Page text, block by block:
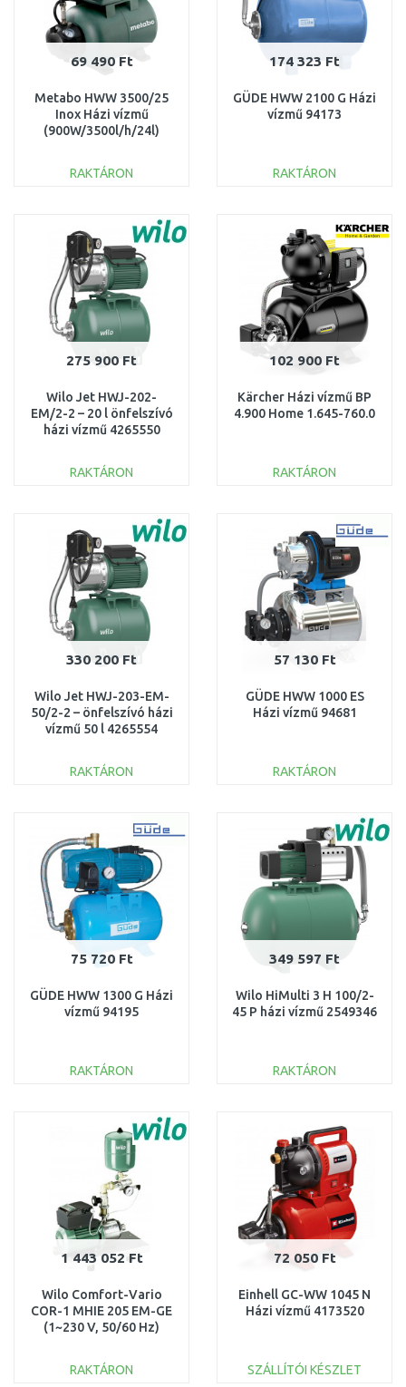
69 490 Ft
Metabo HWW 3500/25
Inox Házi vízmű
(900W/3500l/h/24l)
RAKTÁRON
Összehasonlítás
174 323 Ft
GÜDE HWW 2100 G Házi
vízmű 94173
RAKTÁRON
Összehasonlítás
275 900 Ft
Wilo Jet HWJ-202-
EM/2-2 – 20 l önfelszívó
házi vízmű 4265550
RAKTÁRON
Összehasonlítás
102 900 Ft
Kärcher Házi vízmű BP
4.900 Home 1.645-760.0
RAKTÁRON
Összehasonlítás
330 200 Ft
Wilo Jet HWJ-203-EM-
50/2-2 – önfelszívó házi
vízmű 50 l 4265554
RAKTÁRON
Összehasonlítás
57 130 Ft
GÜDE HWW 1000 ES
Házi vízmű 94681
RAKTÁRON
Összehasonlítás
75 720 Ft
GÜDE HWW 1300 G Házi
vízmű 94195
RAKTÁRON
Összehasonlítás
349 597 Ft
Wilo HiMulti 3 H 100/2-
45 P házi vízmű 2549346
RAKTÁRON
Összehasonlítás
1 443 052 Ft
Wilo Comfort-Vario
COR-1 MHIE 205 EM-GE
(1~230 V, 50/60 Hz)
RAKTÁRON
72 050 Ft
Einhell GC-WW 1045 N
Házi vízmű 4173520
SZÁLLÍTÓI KÉSZLET